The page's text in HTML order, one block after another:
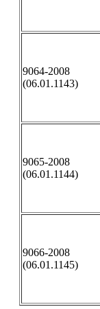
9064-2008
(06.01.1143)
9065-2008
(06.01.1144)
9066-2008
(06.01.1145)